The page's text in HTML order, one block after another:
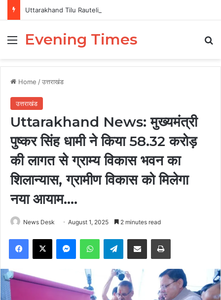
MenuEvening Times
Home /उत्तराखंड
उत्तराखंड
Uttarakhand News: मुख्यमंत्री
पुष्कर सिंह धामी ने किया 58.32 करोड़
की लागत से ग्राम्य विकास भवन का
शिलान्यास, ग्रामीण विकास को मिलेगा
नया आयाम….
News Desk August 1, 2025 2 minutes read
Facebook
X MessengerWhatsAppTelegramShare via Email Print